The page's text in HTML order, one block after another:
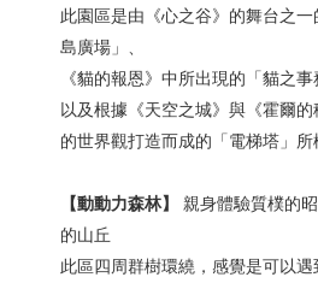
此園區是由《心之谷》的舞台之
島廣場」、
《貓的報恩》中所出現的「貓之事
以及根據《天空之城》與《霍爾的
的世界觀打造而成的「電梯塔」所
【動動力森林】
親身體驗質樸的
的山丘
此區四周群樹環繞，感覺是可以遇